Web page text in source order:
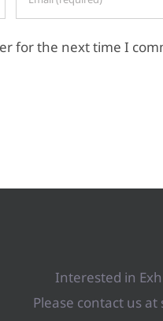
for the next time I
Interested in
Please contact us